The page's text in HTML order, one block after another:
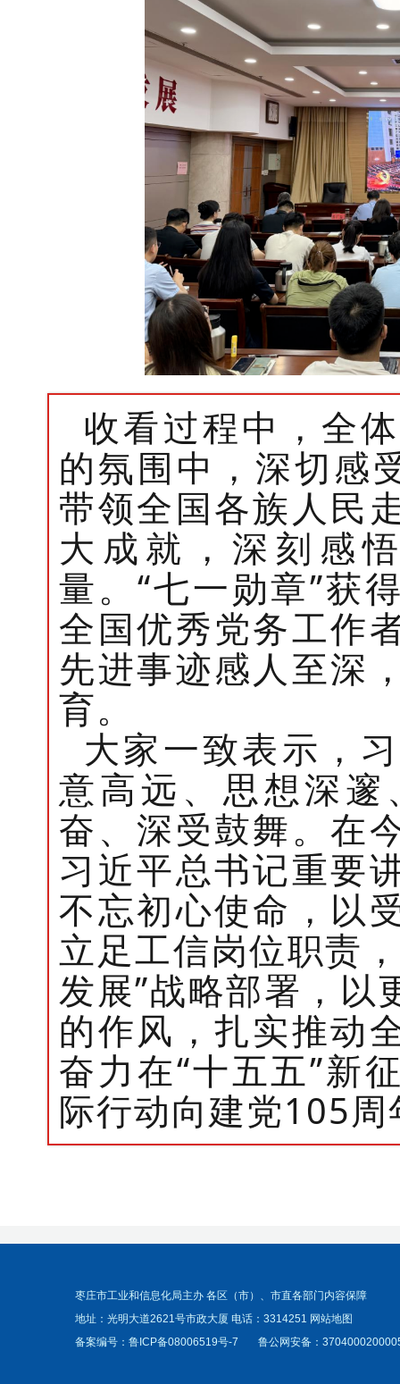
收看过程中，全
的氛围中，深切感
带领全国各族人民
大成就，深刻感
量。 “七一勋章”获
全国优秀党务工作
先进事迹感人至深
育。
大家一致表示，
意高远、思想深
奋、深受鼓舞。在
习近平总书记重要
不忘初心使命，以
立足工信岗位职责
发展”战略部署，以
的作风，扎实推动
奋力在“十五五”新
际行动向建党105
枣庄市工业和信息化局主办 各区（市）、市直各部门内容保障
地址：光明大道2621号市政大厦 电话：3314251 网站地图
备案编号： 鲁ICP备08006519号-7 鲁公网安备：